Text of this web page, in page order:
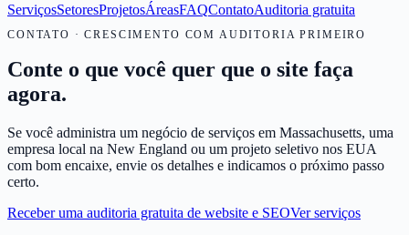
ServiçosSetoresProjetosÁreasFAQContatoAuditoria gratuita
CONTATO · CRESCIMENTO COM AUDITORIA PRIMEIRO
Conte o que você quer que o site faça
agora.
Se você administra um negócio de serviços em Massachusetts, uma
empresa local na New England ou um projeto seletivo nos EUA
com bom encaixe, envie os detalhes e indicamos o próximo passo
certo.
Receber uma auditoria gratuita de website e SEOVer serviços